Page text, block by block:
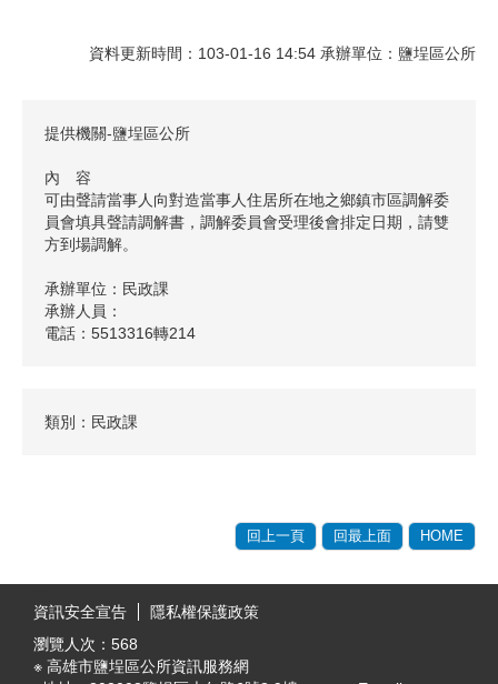
資料更新時間：103-01-16 14:54 承辦單位：鹽埕區公所
提供機關-鹽埕區公所
內 容
可由聲請當事人向對造當事人住居所在地之鄉鎮市區調解委
員會填具聲請調解書，調解委員會受理後會排定日期，請雙
方到場調解。
承辦單位：民政課
承辦人員：
電話：5513316轉214
類別：民政課
回上一頁 回最上面 HOME
資訊安全宣告
隱私權保護政策
瀏覽人次： 568
※ 高雄市鹽埕區公所資訊服務網